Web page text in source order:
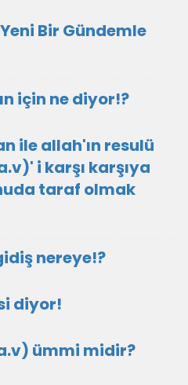
Bir Gündemle
için ne diyor!?
ile allah'ın resulü
i karşı karşıya
taraf olmak
nereye!?
diyor!
ümmi midir?